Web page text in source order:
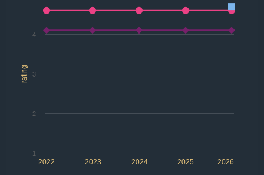
rating
2022 2024 2026
2023 2025
1
2
3
4